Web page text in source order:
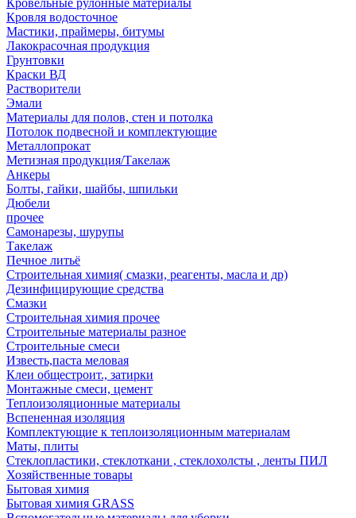
Кровельные рулонные материалы
Кровля водосточное
Мастики, праймеры, битумы
Лакокрасочная продукция
Грунтовки
Краски ВД
Растворители
Эмали
Материалы для полов, стен и потолка
Потолок подвесной и комплектующие
Металлопрокат
Метизная продукция/Такелаж
Анкеры
Болты, гайки, шайбы, шпильки
Дюбели
прочее
Самонарезы, шурупы
Такелаж
Печное литьё
Строительная химия( смазки, реагенты, масла и др)
Дезинфицирующие средства
Смазки
Строительная химия прочее
Строительные материалы разное
Строительные смеси
Известь,паста меловая
Клеи общестроит., затирки
Монтажные смеси, цемент
Теплоизоляционные материалы
Вспененная изоляция
Комплектующие к теплоизоляционным материалам
Маты, плиты
Стеклопластики, стеклоткани , стеклохолсты , ленты ПИЛ
Хозяйственные товары
Бытовая химия
Бытовая химия GRASS